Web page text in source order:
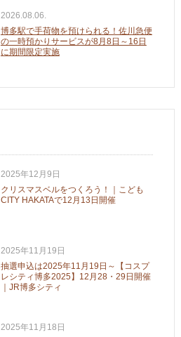
2026.08.06.
博多駅で手荷物を預けられる！佐川急便
の一時預かりサービスが8月8日～16日
に期間限定実施
2025年12月9日
クリスマスベルをつくろう！｜こども
CITY HAKATAで12月13日開催
2025年11月19日
抽選申込は2025年11月19日～【コスプ
レシティ博多2025】12月28・29日開催
｜JR博多シティ
2025年11月18日